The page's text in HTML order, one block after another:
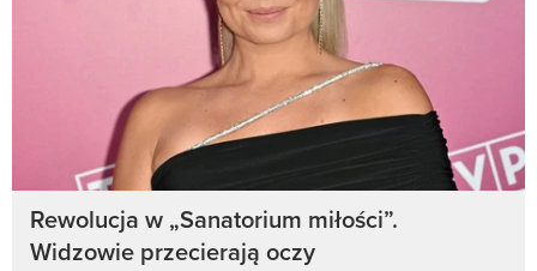
Rewolucja w „Sanatorium miłości”.
Widzowie przecierają oczy